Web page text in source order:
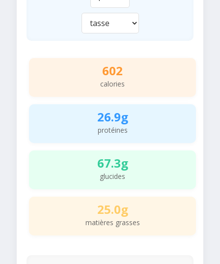
602
calories
26.9g
protéines
67.3g
glucides
25.0g
matières grasses